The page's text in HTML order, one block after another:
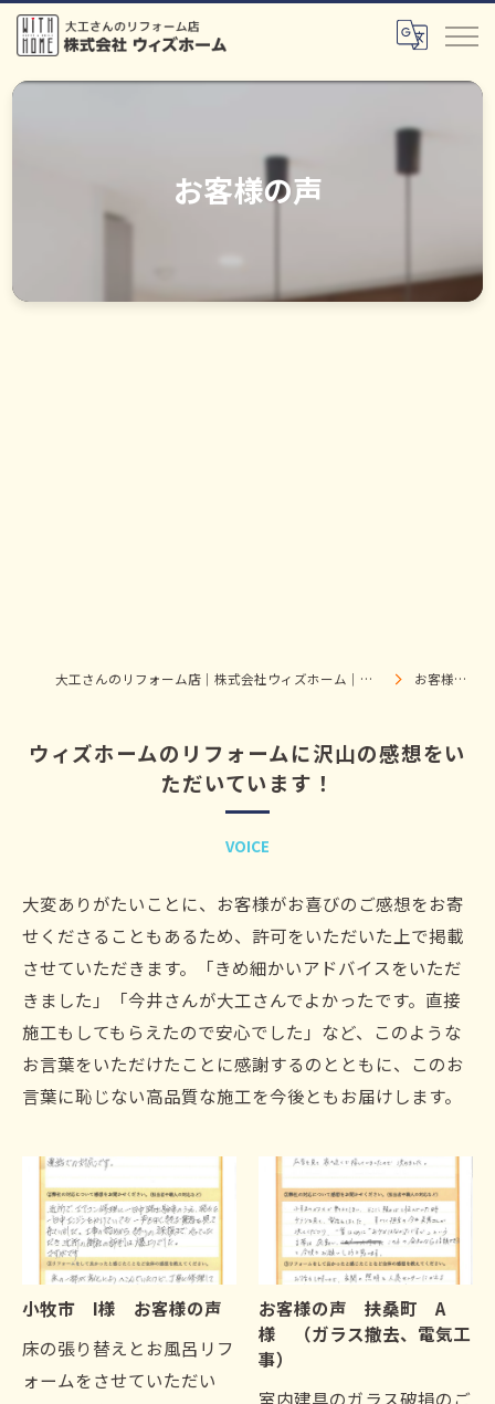
お客様の声
大工さんのリフォーム店｜株式会社ウィズホーム｜扶桑・犬山 お客様の声
ウィズホームのリフォームに沢山の感想をい
ただいています！
VOICE
大変ありがたいことに、お客様がお喜びのご感想をお寄
せくださることもあるため、許可をいただいた上で掲載
させていただきます。「きめ細かいアドバイスをいただ
きました」「今井さんが大工さんでよかったです。直接
施工もしてもらえたので安心でした」など、このような
お言葉をいただけたことに感謝するのとともに、このお
言葉に恥じない高品質な施工を今後ともお届けします。
小牧市 I様 お客様の声
床の張り替えとお風呂リフ
ォームをさせていただい
お客様の声 扶桑町 A
様 （ガラス撤去、電気工
事）
室内建具のガラス破損のご